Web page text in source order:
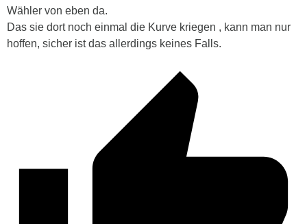
Wähler von eben da.
Das sie dort noch einmal die Kurve kriegen , kann man nur
hoffen, sicher ist das allerdings keines Falls.